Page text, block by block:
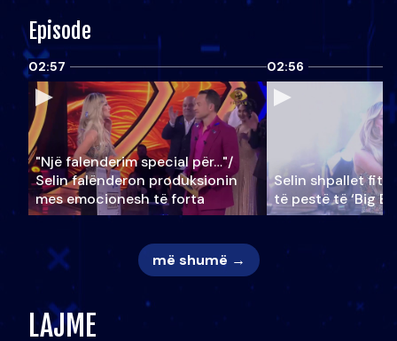
Episode
02:57
"Një falenderim special për…"/
Selin falënderon produksionin
mes emocionesh të forta
02:56
Selin shpallet
të pestë të ‘Big
më shumë →
LAJME